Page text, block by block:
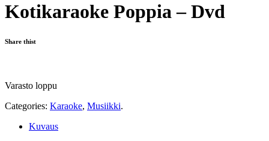
Kotikaraoke Poppia – Dvd
Share thist
Varasto loppu
Categories: Karaoke, Musiikki.
Kuvaus